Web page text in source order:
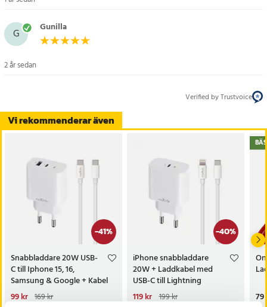
Vi rekommenderar även
-41%
Snabbladdare 20W USB-
C till Iphone 15, 16,
Samsung & Google + Kabel
Nuvarande pris
99 kr 169 kr
-40%
iPhone snabbladdare
20W + Laddkabel med
USB-C till Lightning
Nuvarande pris
119 kr 199 kr 79
G Gunilla
2 år sedan
Verified by Trustvoice